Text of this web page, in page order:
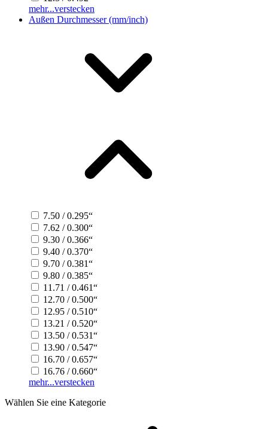
mehr...verstecken
Außen Durchmesser (mm/inch)
7.50 / 0.295“
7.62 / 0.300“
9.30 / 0.366“
9.40 / 0.370“
9.70 / 0.381“
9.80 / 0.385“
11.71 / 0.461“
12.70 / 0.500“
12.95 / 0.510“
13.21 / 0.520“
13.50 / 0.531“
13.90 / 0.547“
16.70 / 0.657“
16.76 / 0.660“
mehr...verstecken
Wählen Sie eine Kategorie